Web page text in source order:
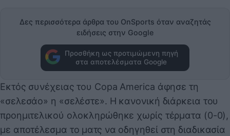
Δες περισσότερα άρθρα του OnSports όταν αναζητάς
ειδήσεις στην Google
Προσθήκη ως προτιμώμενη πηγή
στα αποτελέσματα Google
Εκτός συνέχειας του Copa America άφησε τη
«σελεσάο» η «σελέστε». Η κανονική διάρκεια του
προημιτελικού ολοκληρώθηκε χωρίς τέρματα (0-0),
με αποτέλεσμα το ματς να οδηγηθεί στη διαδικασία